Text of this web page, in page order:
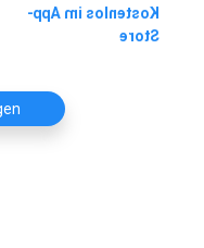
Kostenlos im App-
Store